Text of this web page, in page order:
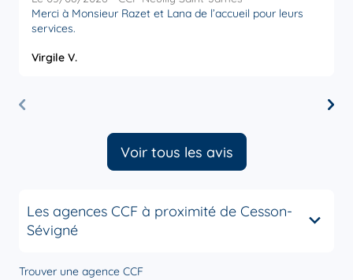
Merci à Monsieur Razet et Lana de l’accueil pour leurs
services.
Virgile V.
Voir tous les avis
Les agences CCF à proximité de Cesson-
Sévigné
Trouver une agence CCF